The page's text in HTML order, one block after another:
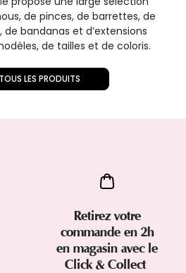
de pinces, de barrettes, de
bandanas et d’extensions
de tailles et de coloris.
LES PRODUITS
Retirez votre
commande en 2h
en magasin avec le
Click & Collect